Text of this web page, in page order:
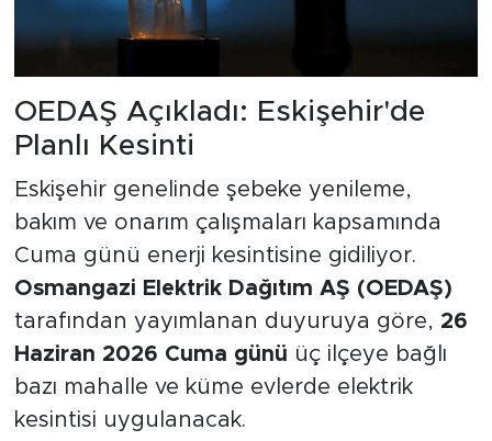
OEDAŞ Açıkladı: Eskişehir'de
Planlı Kesinti
Eskişehir genelinde şebeke yenileme,
bakım ve onarım çalışmaları kapsamında
Cuma günü enerji kesintisine gidiliyor.
Osmangazi Elektrik Dağıtım AŞ (OEDAŞ)
tarafından yayımlanan duyuruya göre, 26
Haziran 2026 Cuma günü üç ilçeye bağlı
bazı mahalle ve küme evlerde elektrik
kesintisi uygulanacak.